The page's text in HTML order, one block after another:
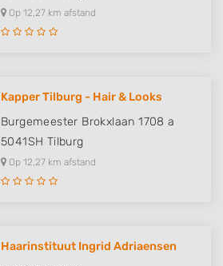
Op 12,27 km afstand
Kapper Tilburg - Hair & Looks
Burgemeester Brokxlaan 1708 a
5041SH Tilburg
Op 12,27 km afstand
Haarinstituut Ingrid Adriaensen